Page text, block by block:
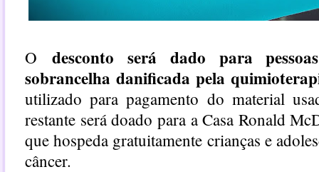
O desconto será dado para
sobrancelha danificada pela
utilizado para pagamento do material
restante será doado para a Casa Ronald
que hospeda gratuitamente crianças e
câncer.